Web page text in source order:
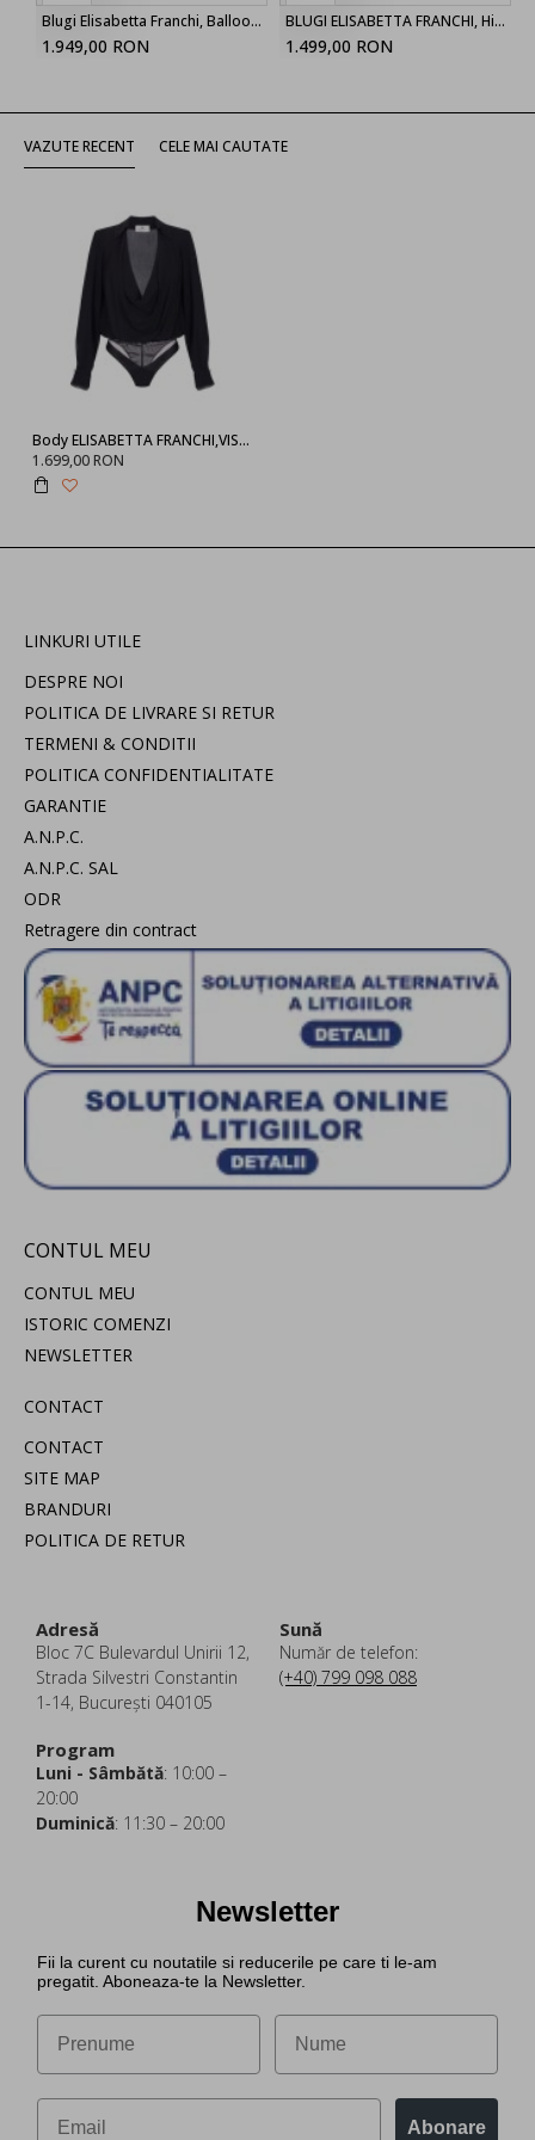
Blugi Elisabetta Franchi, Balloon jeans, Blue
1.949,00 RON
BLUGI ELISABETTA FRANCHI, High Waist, logo-button trousers, Alb
1.499,00 RON
VAZUTE RECENT CELE MAI CAUTATE
Body ELISABETTA FRANCHI,VISCOSE GEORGETTE BODYSUIT
1.699,00 RON
LINKURI UTILE
DESPRE NOI
POLITICA DE LIVRARE SI RETUR
TERMENI & CONDITII
POLITICA CONFIDENTIALITATE
GARANTIE
A.N.P.C.
A.N.P.C. SAL
ODR
Retragere din contract
CONTUL MEU
CONTUL MEU
ISTORIC COMENZI
NEWSLETTER
CONTACT
CONTACT
SITE MAP
BRANDURI
POLITICA DE RETUR
Adresă
Bloc 7C Bulevardul Unirii 12,
Strada Silvestri Constantin
1-14, București 040105
Sună
Număr de telefon:
(+40) 799 098 088
Program
Luni - Sâmbătă: 10:00 –
20:00
Duminică: 11:30 – 20:00
Newsletter
Fii la curent cu noutatile si reducerile pe care ti le-am
pregatit. Aboneaza-te la Newsletter.
Abonare